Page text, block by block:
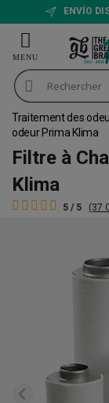
ENVÍO
Traitement des
odeur Prima Klima
Filtre à
Klima
5 / 5 (37